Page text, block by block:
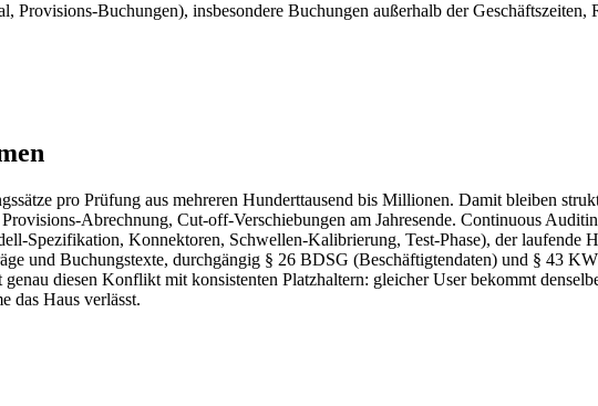
Provisions-Buchungen), insbesondere Buchungen außerhalb der
pro Prüfung aus mehreren Hunderttausend bis Millionen. Damit bleiben
Abrechnung, Cut-off-Verschiebungen am Jahresende. Continuous
Spezifikation, Konnektoren, Schwellen-Kalibrierung, Test-Phase), der laufende
und Buchungstexte, durchgängig § 26 BDSG (Beschäftigtendaten) und § 43
diesen Konflikt mit konsistenten Platzhaltern: gleicher User bekommt
das Haus verlässt.